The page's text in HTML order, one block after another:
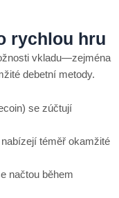
rychlou hru
vkladu—zejména
debetní metody.
se zúčtují
téměř okamžité
načtou během